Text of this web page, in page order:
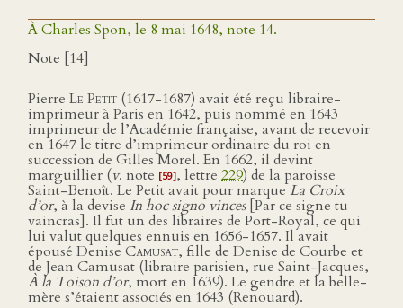
À Charles Spon, le 8 mai 1648, note 14.
Note [14]
Pierre Le Petit (1617-1687) avait été reçu libraire-
imprimeur à Paris en 1642, puis nommé en 1643
imprimeur de l’Académie française, avant de recevoir
en 1647 le titre d’imprimeur ordinaire du roi en
succession de Gilles Morel. En 1662, il devint
marguillier (v. note [59], lettre 229) de la paroisse
Saint-Benoît. Le Petit avait pour marqueLa Croix
d’or, à la devise In hoc signo vinces[Par ce signe tu
vaincras]. Il fut un des libraires de Port-Royal, ce qui
lui valut quelques ennuis en 1656-1657. Il avait
épousé Denise Camusat, fille de Denise de Courbe et
de Jean Camusat (libraire parisien, rue Saint-Jacques,
À la Toison d’or, mort en 1639). Le gendre et la belle-
mère s’étaient associés en 1643 (Renouard).